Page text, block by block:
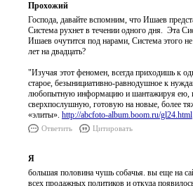
Прохожий
Господа, давайте вспомним, что Ишаев
Система рухнет в течении одного дня. Эта
Ишаев очутится под нарами, Система этого
лет на двадцать?
"Изучая этот феномен, всегда приходишь к
старое, безынициативно-равнодушное к
любопытную информацию и шантажируя ею, из
сверхпослушную, готовую на новые, более
«элиты». http://abcfoto-album.boom.ru/gl24.html
Ответить Цитировать
Я
большая половина чушь собачья. вы еще на
всех продажных политиков и откуда